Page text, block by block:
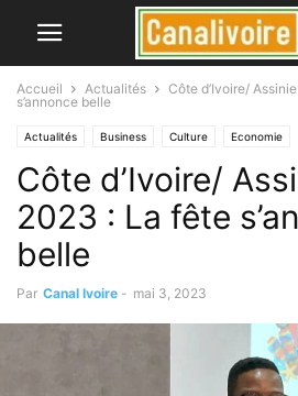
Accueil Actualités
Côte d’Ivoire/
s’annonce belle
Actualités Business Culture Economie
Côte d’Ivoire/
2023 : La fête
belle
Par Canal Ivoire - mai 3, 2023